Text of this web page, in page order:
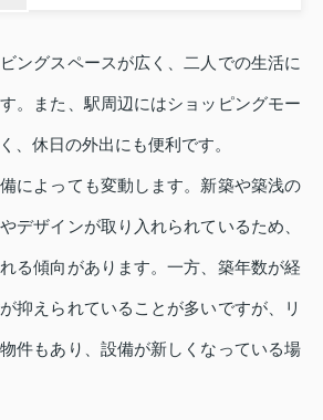
ングスペースが広く、二人での生活に
。また、駅周辺にはショッピングモー
、休日の外出にも便利です。
によっても変動します。新築や築浅の
デザインが取り入れられているため、
る傾向があります。一方、築年数が経
抑えられていることが多いですが、リ
件もあり、設備が新しくなっている場